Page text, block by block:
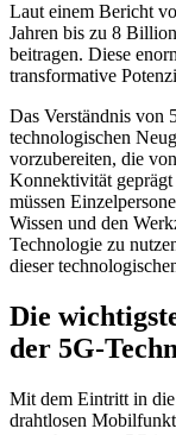
Laut einem Bericht
Jahren bis zu 8
beitragen. Diese
transformative
Das Verständnis von
technologischen
vorzubereiten, die
Konnektivität
müssen
Wissen und den
Technologie zu
dieser
Die
der 5G-
Mit dem Eintritt in
drahtlosen